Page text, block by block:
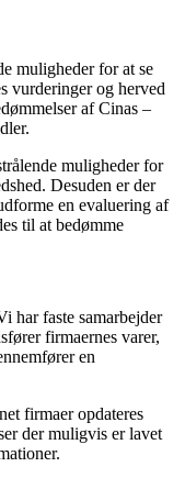
muligheder for at se
vurderinger og herved
af Cinas –
muligheder for
Desuden er der
en evaluering af
til at bedømme
har faste samarbejder
firmaernes varer,
en
firmaer opdateres
der muligvis er lavet